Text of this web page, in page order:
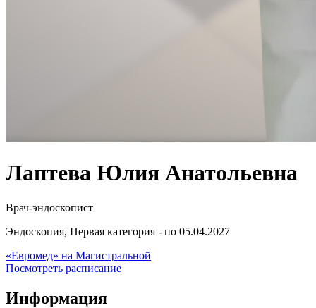
Лаптева Юлия Анатольевна
Врач-эндоскопист
Эндоскопия, Первая категория - по 05.04.2027
«Евромед» на Магистральной
Посмотреть расписание
Информация